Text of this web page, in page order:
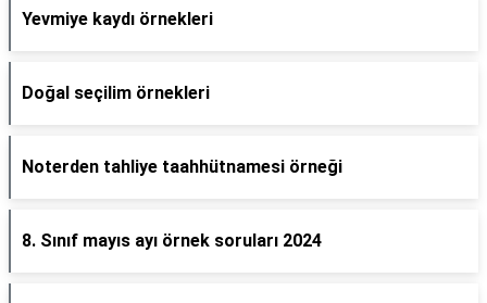
Yevmiye kaydı örnekleri
Doğal seçilim örnekleri
Noterden tahliye taahhütnamesi örneği
8. Sınıf mayıs ayı örnek soruları 2024